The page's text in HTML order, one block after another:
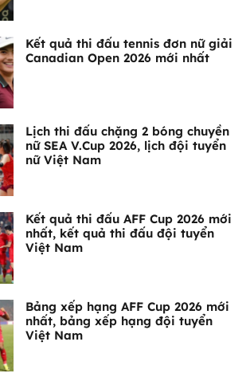
Kết quả thi đấu tennis đơn nữ giải
Canadian Open 2026 mới nhất
Lịch thi đấu chặng 2 bóng chuyền
nữ SEA V.Cup 2026, lịch đội tuyển
nữ Việt Nam
Kết quả thi đấu AFF Cup 2026 mới
nhất, kết quả thi đấu đội tuyển
Việt Nam
Bảng xếp hạng AFF Cup 2026 mới
nhất, bảng xếp hạng đội tuyển
Việt Nam